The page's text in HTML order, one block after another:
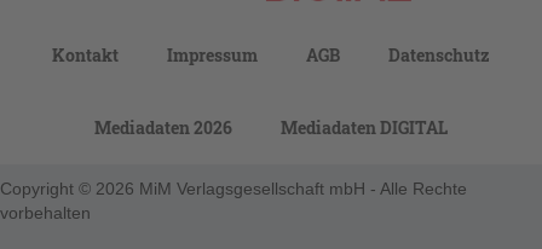
Kontakt Impressum AGB Datenschutz
Mediadaten 2026 Mediadaten DIGITAL
Copyright © 2026 MiM Verlagsgesellschaft mbH - Alle Rechte
vorbehalten